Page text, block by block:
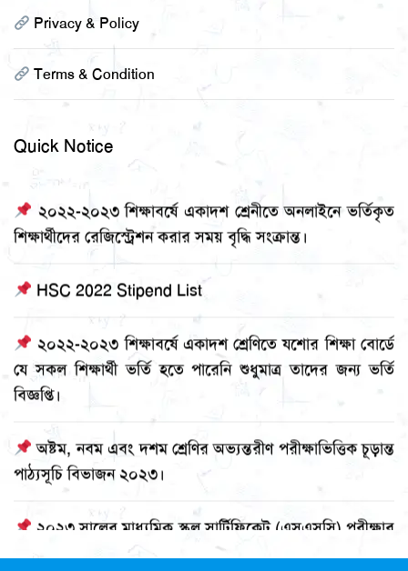
Privacy & Policy
Terms & Condition
Quick Notice
শিক্ষার্থীদের রেজিস্ট্রেশন করার সময় বৃদ্ধি সংক্রান্ত।
২০২২-২০২৩ শিক্ষাবর্ষে একাদশ শ্রেণিতে যশোর শিক্ষা বোর্ডে
যে সকল শিক্ষার্থী ভর্তি হতে পারেনি শুধুমাত্র তাদের জন্য ভর্তি
বিজ্ঞপ্তি।
অষ্টম, নবম এবং দশম শ্রেণির অভ্যন্তরীণ পরীক্ষাভিত্তিক চূড়ান্ত
পাঠ্যসূচি বিভাজন ২০২৩।
২০২৩ সালের মাধ্যমিক স্কুল সার্টিফিকেট (এসএসসি) পরীক্ষার
সময়সূচি।